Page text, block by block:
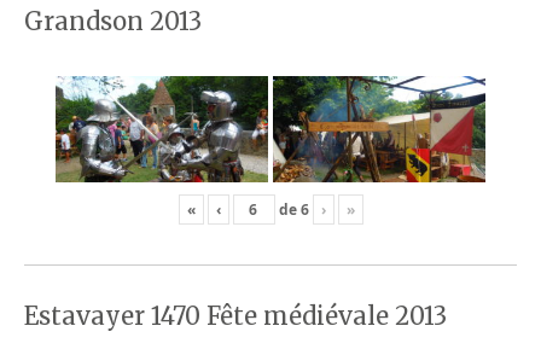
Grandson 2013
« ‹ de6 › »
Estavayer 1470 Fête médiévale 2013